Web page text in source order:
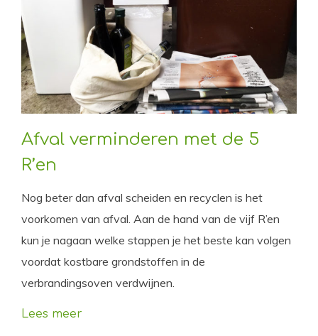
Afval verminderen met de 5
R’en
Nog beter dan afval scheiden en recyclen is het
voorkomen van afval. Aan de hand van de vijf R’en
kun je nagaan welke stappen je het beste kan volgen
voordat kostbare grondstoffen in de
verbrandingsoven verdwijnen.
Lees meer